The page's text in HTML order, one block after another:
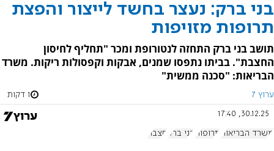
בני ברק: נעצר בחשד לייצור והפצת
תרופות מזויפות
תושב בני ברק התחזה לנטורופת ומכר "תחליף לחיסון
החצבת". בביתו נתפסו שמנים, אבקות וקפסולות ריקות. משרד
הבריאות: "סכנה ממשית"
ערוץ 7 1 דקות
30.12.25, 17:40
משרד הבריאות תרופות בני ברק חצבת